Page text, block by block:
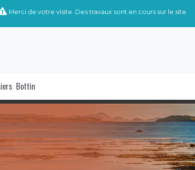
Merci de votre visite. Des travaux sont en cours sur le site
Bottin